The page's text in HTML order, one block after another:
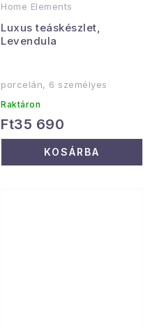
Home Elements
Luxus teáskészlet,
Levendula
porcelán, 6 személyes
Raktáron
Ft35 690
KOSÁRBA